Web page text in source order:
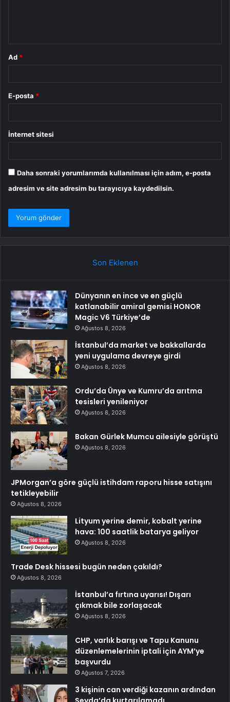
Ad *
E-posta *
İnternet sitesi
Daha sonraki yorumlarımda kullanılması için adım, e-posta
adresim ve site adresim bu tarayıcıya kaydedilsin.
Son Eklenen
Dünyanın en ince ve en güçlü
katlanabilir amiral gemisi HONOR
Magic V6 Türkiye’de
Ağustos 8, 2026
İstanbul’da market ve bakkallarda
yeni uygulama devreye girdi
Ağustos 8, 2026
Ordu’da Ünye ve Kumru’da arıtma
tesisleri yenileniyor
Ağustos 8, 2026
Bakan Gürlek Mumcu ailesiyle görüştü
Ağustos 8, 2026
JPMorgan’a göre güçlü istihdam raporu hisse satışını
tetikleyebilir
Ağustos 8, 2026
Lityum yerine demir, kobalt yerine
hava: 100 saatlik batarya geliyor
Ağustos 8, 2026
Trade Desk hissesi bugün neden çakıldı?
Ağustos 8, 2026
İstanbul’a fırtına uyarısı! Dışarı
çıkmak bile zorlaşacak
Ağustos 8, 2026
CHP, varlık barışı ve Tapu Kanunu
düzenlemelerinin iptali için AYM’ye
başvurdu
Ağustos 7, 2026
3 kişinin can verdiği kazanın ardından